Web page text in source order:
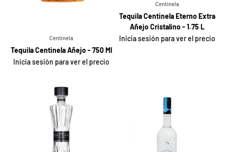
Centinela
Tequila Centinela Añejo - 750 Ml
Inicia sesión para ver el precio
Centinela
Tequila Centinela Eterno Extra
Añejo Cristalino - 1.75 L
Inicia sesión para ver el precio